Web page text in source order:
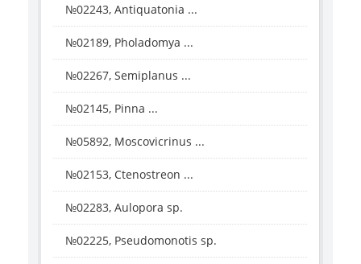
№02243, Antiquatonia ...
№02189, Pholadomya ...
№02267, Semiplanus ...
№02145, Pinna ...
№05892, Moscovicrinus ...
№02153, Ctenostreon ...
№02283, Aulopora sp.
№02225, Pseudomonotis sp.